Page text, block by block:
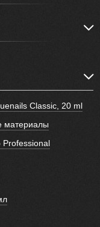
Classic, 20 ml
материалы
Professional